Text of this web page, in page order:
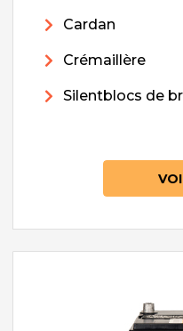
Cardan
Crémaillère
Silentblocs de